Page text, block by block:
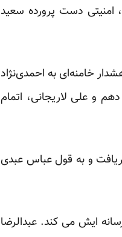
امنیتی دست پرورده سعید
خامنه‌ای به احمدی‌نژاد
و علی لاریجانی، اتمام
آمد” دریافت و به قول عباس عبدی
ایش می کند. عبدالرضا